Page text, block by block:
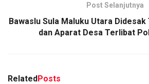
Post Selanjutnya
Bawaslu Sula Maluku Utara Didesak
dan Aparat Desa Terlibat
RelatedPosts